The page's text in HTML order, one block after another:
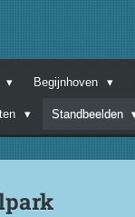
Begijnhoven
Standbeelden